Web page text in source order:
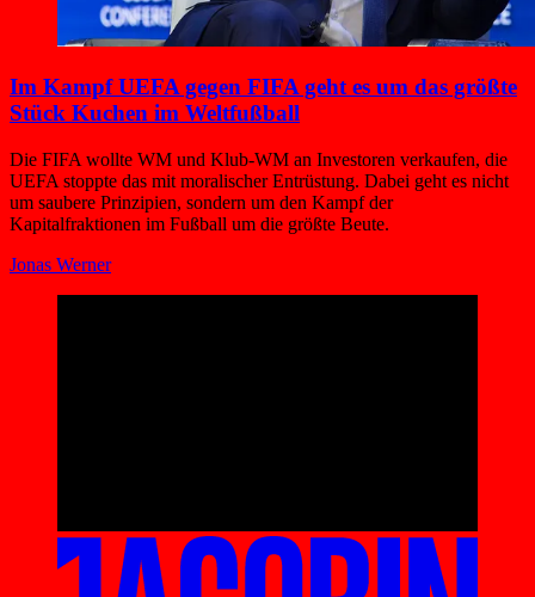
Im Kampf UEFA gegen FIFA geht es um das größte
Stück Kuchen im Weltfußball
Die FIFA wollte WM und Klub-WM an Investoren verkaufen, die
UEFA stoppte das mit moralischer Entrüstung. Dabei geht es nicht
um saubere Prinzipien, sondern um den Kampf der
Kapitalfraktionen im Fußball um die größte Beute.
Jonas Werner